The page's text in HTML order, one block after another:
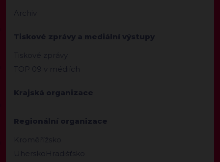
Archiv
Tiskové zprávy a mediální výstupy
Tiskové zprávy
TOP 09 v médiích
Krajská organizace
Regionální organizace
Kroměřížsko
UherskoHradišťsko